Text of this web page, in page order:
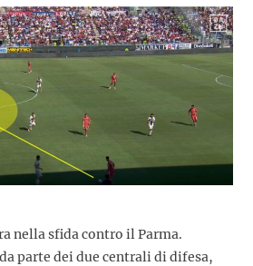
nella sfida contro il Parma.
parte dei due centrali di difesa,